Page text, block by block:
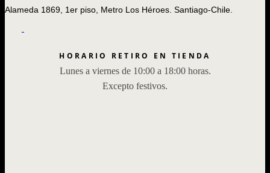
Alameda 1869, 1er piso, Metro Los Héroes. Santiago-Chile.
HORARIO RETIRO EN TIENDA
Lunes a viernes de 10:00 a 18:00 horas.
Excepto festivos.